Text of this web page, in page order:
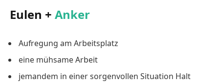
Eulen + Anker
Aufregung am Arbeitsplatz
eine mühsame Arbeit
jemandem in einer sorgenvollen Situation Halt